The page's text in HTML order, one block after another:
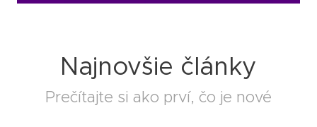
Najnovšie články
Prečítajte si ako prví, čo je nové